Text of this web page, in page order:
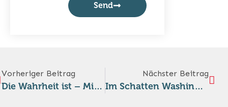
Send
Vorheriger Beitrag
Die Wahrheit ist – Militärbündnisse haben ihren Preis
Nächster Beitrag
Im Schatten Washingtons